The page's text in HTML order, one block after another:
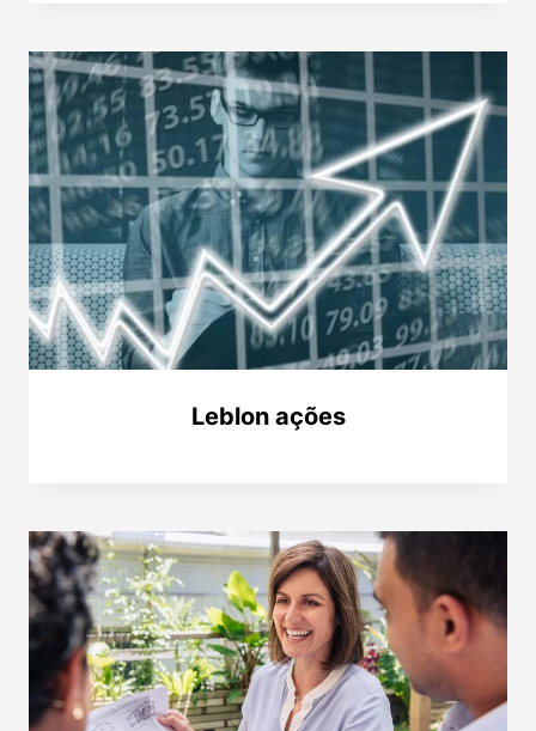
Leblon ações